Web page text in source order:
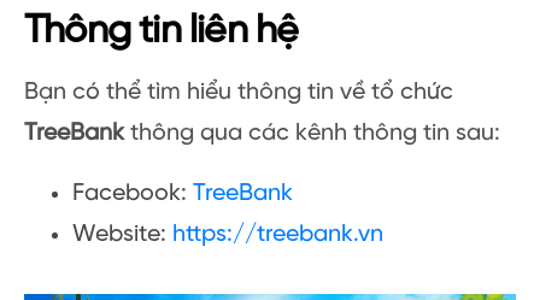
Thông tin liên hệ
Bạn có thể tìm hiểu thông tin về tổ chức
TreeBankthông qua các kênh thông tin sau:
Facebook: TreeBank
Website: https://treebank.vn